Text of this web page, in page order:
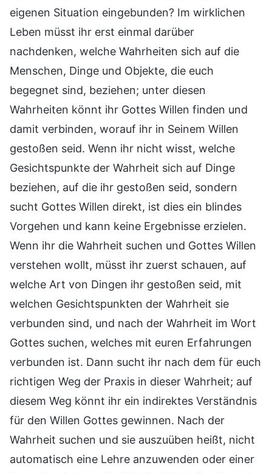
eigenen Situation eingebunden? Im wirklichen
Leben müsst ihr erst einmal darüber
nachdenken, welche Wahrheiten sich auf die
Menschen, Dinge und Objekte, die euch
begegnet sind, beziehen; unter diesen
Wahrheiten könnt ihr Gottes Willen finden und
damit verbinden, worauf ihr in Seinem Willen
gestoßen seid. Wenn ihr nicht wisst, welche
Gesichtspunkte der Wahrheit sich auf Dinge
beziehen, auf die ihr gestoßen seid, sondern
sucht Gottes Willen direkt, ist dies ein blindes
Vorgehen und kann keine Ergebnisse erzielen.
Wenn ihr die Wahrheit suchen und Gottes Willen
verstehen wollt, müsst ihr zuerst schauen, auf
welche Art von Dingen ihr gestoßen seid, mit
welchen Gesichtspunkten der Wahrheit sie
verbunden sind, und nach der Wahrheit im Wort
Gottes suchen, welches mit euren Erfahrungen
verbunden ist. Dann sucht ihr nach dem für euch
richtigen Weg der Praxis in dieser Wahrheit; auf
diesem Weg könnt ihr ein indirektes Verständnis
für den Willen Gottes gewinnen. Nach der
Wahrheit suchen und sie auszuüben heißt, nicht
automatisch eine Lehre anzuwenden oder einer